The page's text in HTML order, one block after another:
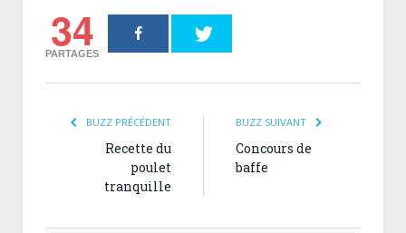
34
PARTAGES
BUZZ PRÉCÉDENT
Recette du
poulet
tranquille
BUZZ SUIVANT
Concours de
baffe